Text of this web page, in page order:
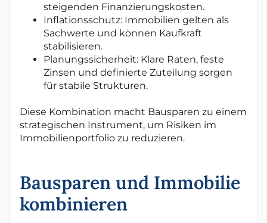
steigenden Finanzierungskosten.
Inflationsschutz: Immobilien gelten als
Sachwerte und können Kaufkraft
stabilisieren.
Planungssicherheit: Klare Raten, feste
Zinsen und definierte Zuteilung sorgen
für stabile Strukturen.
Diese Kombination macht Bausparen zu einem
strategischen Instrument, um Risiken im
Immobilienportfolio zu reduzieren.
Bausparen und Immobilie
kombinieren